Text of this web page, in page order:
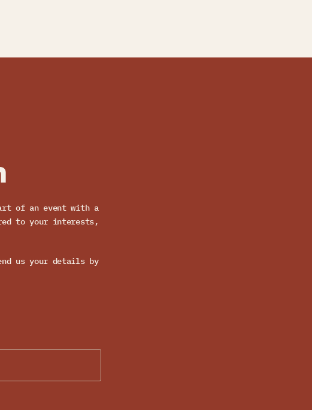
of an event with a
to your interests,
us your details by